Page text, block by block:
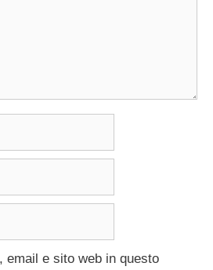
email e sito web in questo